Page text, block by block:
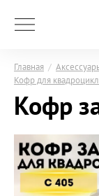
Главная /
Кофр для
Кофр